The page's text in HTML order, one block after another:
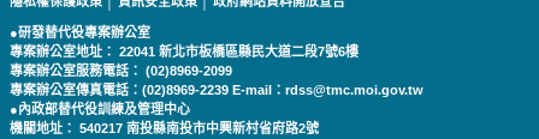
●研發替代役專案辦公室
專案辦公室地址： 22041 新北市板橋區縣民大道二段7號6樓
專案辦公室服務電話： (02)8969-2099
專案辦公室傳真電話：(02)8969-2239 E-mail：rdss@tmc.moi.gov.tw
●內政部替代役訓練及管理中心
機關地址： 540217 南投縣南投市中興新村省府路2號